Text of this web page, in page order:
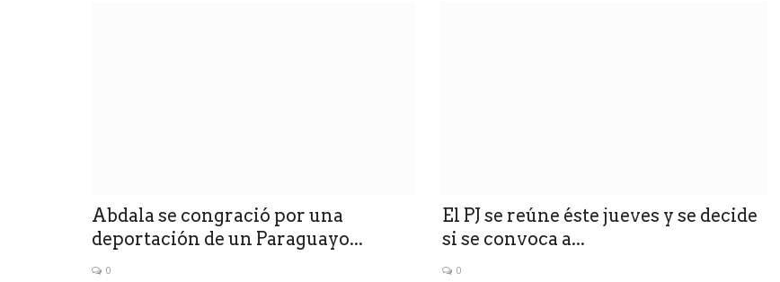
Abdala se congració por una
deportación de un Paraguayo...
0
El PJ se reúne éste jueves y se decide
si se convoca a...
0